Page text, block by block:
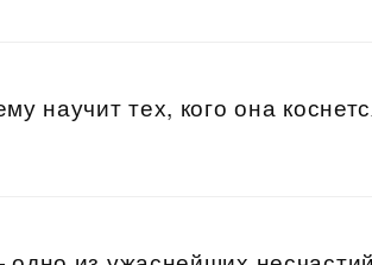
научит тех, кого она